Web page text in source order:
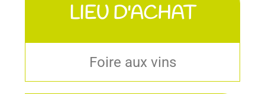
LIEU D'ACHAT
Foire aux vins